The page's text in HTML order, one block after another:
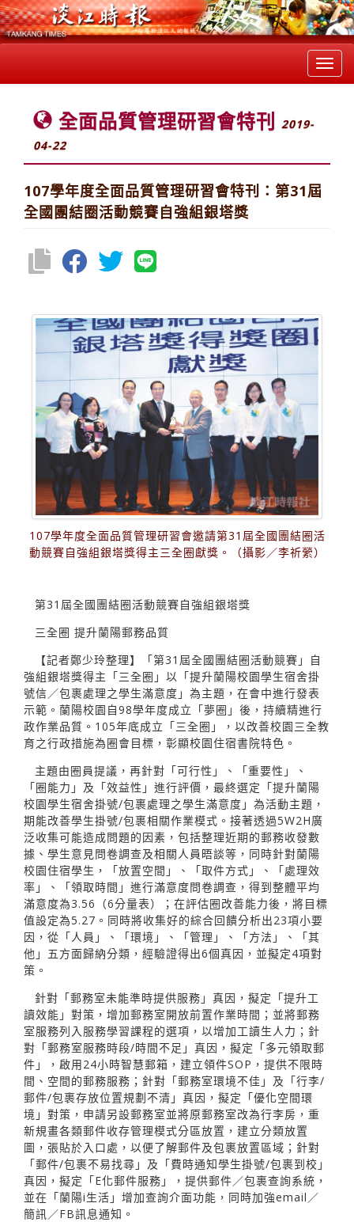
全面品質管理研習會特刊 2019-
04-22
107學年度全面品質管理研習會特刊：第31屆
全國團結圈活動競賽自強組銀塔獎
107學年度全面品質管理研習會邀請第31屆全國團結圈活
動競賽自強組銀塔獎得主三全圈獻獎。（攝影／李祈縈）
第31屆全國團結圈活動競賽自強組銀塔獎
三全圈 提升蘭陽郵務品質
【記者鄭少玲整理】「第31屆全國團結圈活動競賽」自
強組銀塔獎得主「三全圈」以「提升蘭陽校園學生宿舍掛
號信／包裹處理之學生滿意度」為主題，在會中進行發表
示範。蘭陽校園自98學年度成立「夢圈」後，持續精進行
政作業品質。105年底成立「三全圈」，以改善校園三全教
育之行政措施為圈會目標，彰顯校園住宿書院特色。
主題由圈員提議，再針對「可行性」、「重要性」、
「圈能力」及「效益性」進行評價，最終選定「提升蘭陽
校園學生宿舍掛號/包裹處理之學生滿意度」為活動主題，
期能改善學生掛號/包裹相關作業模式。接著透過5W2H廣
泛收集可能造成問題的因素，包括整理近期的郵務收發數
據、學生意見問卷調查及相關人員晤談等，同時針對蘭陽
校園住宿學生，「放置空間」、「取件方式」、「處理效
率」、「領取時間」進行滿意度問卷調查，得到整體平均
滿意度為3.56（6分量表）；在評估圈改善能力後，將目標
值設定為5.27。同時將收集好的綜合回饋分析出23項小要
因，從「人員」、「環境」、「管理」、「方法」、「其
他」五方面歸納分類，經驗證得出6個真因，並擬定4項對
策。
針對「郵務室未能準時提供服務」真因，擬定「提升工
讀效能」對策，增加郵務室開放前置作業時間；並將郵務
室服務列入服務學習課程的選項，以增加工讀生人力；針
對「郵務室服務時段/時間不足」真因，擬定「多元領取郵
件」，啟用24小時智慧郵箱，建立領件SOP，提供不限時
間、空間的郵務服務；針對「郵務室環境不佳」及「行李/
郵件/包裹存放位置規劃不清」真因，擬定「優化空間環
境」對策，申請另設郵務室並將原郵務室改為行李房，重
新規畫各類郵件收存管理模式分區放置，建立分類放置
圖，張貼於入口處，以便了解郵件及包裹放置區域；針對
「郵件/包裹不易找尋」及「費時通知學生掛號/包裹到校」
真因，擬定「E化郵件服務」，提供郵件／包裹查詢系統，
並在「蘭陽i生活」增加查詢介面功能，同時加強email／
簡訊／FB訊息通知。